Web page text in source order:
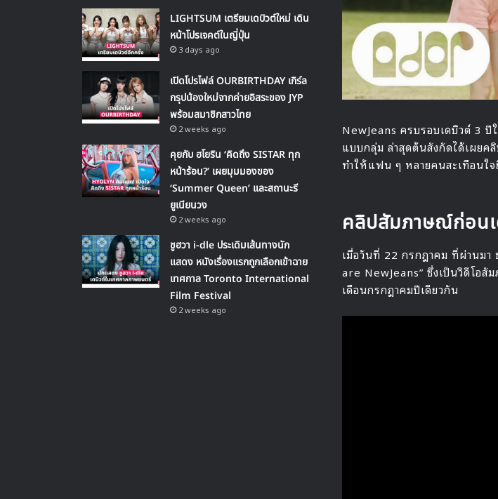
NewJeans ครบรอบเดบิวต์ 3
แบบกลุ่ม ล่าสุดต้นสังกัดได้เผย
ทำให้แฟน ๆ หลายคนสะเทือนใ
คลิปสัมภาษณ์ก่อน
เมื่อวันที่ 22 กรกฎาคม ที่ผ่านมา
are NewJeans” ซึ่งเป็นวิดีโอสั
เดือนกรกฎาคมปีเดียวกัน
LIGHTSUM เตรียมเดบิวต์ใหม่ เดิน
หน้าโปรเจคต์ในญี่ปุ่น
3 days ago
เปิดโปรไฟล์ OURBIRTHDAY เกิร์ล
กรุปน้องใหม่จากค่ายอิสระของ JYP
พร้อมสมาชิกสาวไทย
2 weeks ago
คุยกับ ฮโยริน ‘คิดถึง SISTAR ทุก
หน้าร้อน?’ เผยมุมมองของ
‘Summer Queen’ และสถานะรี
ยูเนียนวง
2 weeks ago
ชูฮวา i-dle ประเดิมเส้นทางนัก
แสดง หนังเรื่องแรกถูกเลือกเข้าฉาย
เทศกาล Toronto International
Film Festival
2 weeks ago